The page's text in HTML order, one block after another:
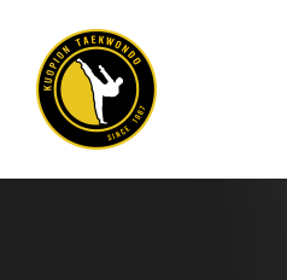
sivun
sisältöön
Kuopion Taekwondo ry